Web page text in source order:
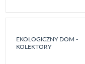
EKOLOGICZNY DOM -
KOLEKTORY